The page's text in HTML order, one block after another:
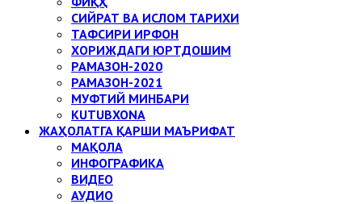
СИЙРАТ ВА ИСЛОМ ТАРИХИ
ТАФСИРИ ИРФОН
ХОРИЖДАГИ ЮРТДОШИМ
РАМАЗОН-2020
РАМАЗОН-2021
МУФТИЙ МИНБАРИ
KUTUBXONA
ЖАҲОЛАТГА ҚАРШИ МАЪРИФАТ
МАҚОЛА
ИНФОГРАФИКА
ВИДЕО
АУДИО